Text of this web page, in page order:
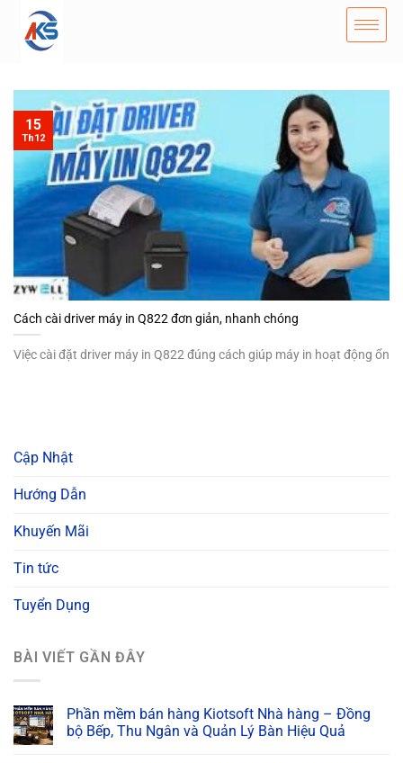
Cách cài driver máy in Q822 đơn giản, nhanh chóng
Việc cài đặt driver máy in Q822 đúng cách giúp máy in hoạt động ổn
15
Th12
Cập Nhật
Hướng Dẫn
Khuyến Mãi
Tin tức
Tuyển Dụng
BÀI VIẾT GẦN ĐÂY
Phần mềm bán hàng Kiotsoft Nhà hàng – Đồng
bộ Bếp, Thu Ngân và Quản Lý Bàn Hiệu Quả